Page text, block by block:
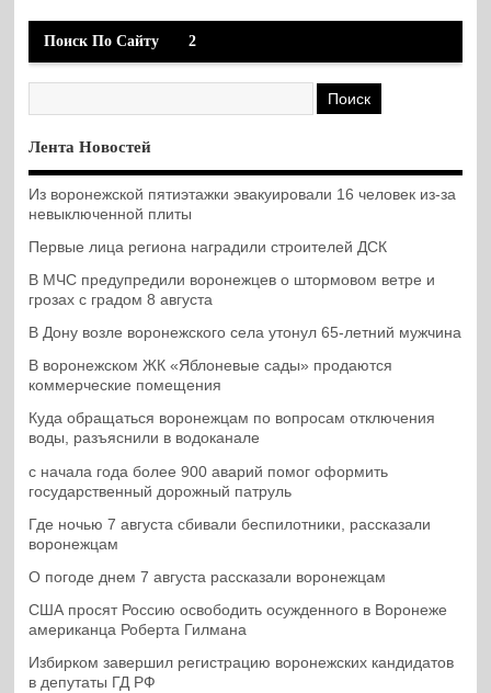
Поиск По Сайту 2
Лента Новостей
Из воронежской пятиэтажки эвакуировали 16 человек из-за
невыключенной плиты
Первые лица региона наградили строителей ДСК
В МЧС предупредили воронежцев о штормовом ветре и
грозах с градом 8 августа
В Дону возле воронежского села утонул 65-летний мужчина
В воронежском ЖК «Яблоневые сады» продаются
коммерческие помещения
Куда обращаться воронежцам по вопросам отключения
воды, разъяснили в водоканале
с начала года более 900 аварий помог оформить
государственный дорожный патруль
Где ночью 7 августа сбивали беспилотники, рассказали
воронежцам
О погоде днем 7 августа рассказали воронежцам
США просят Россию освободить осужденного в Воронеже
американца Роберта Гилмана
Избирком завершил регистрацию воронежских кандидатов
в депутаты ГД РФ